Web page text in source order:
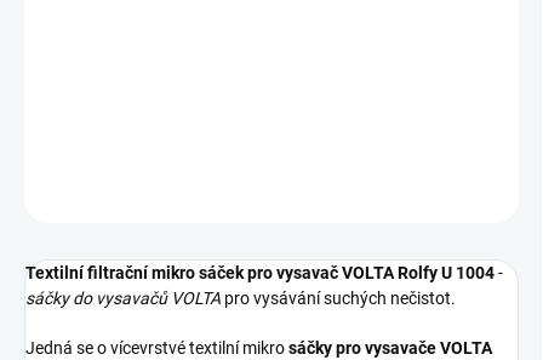
Textilní filtrační mikro sáček pro vysavač VOLTA Rolfy U 1004-
sáčky do vysavačů VOLTA pro vysávání suchých nečistot.
Jedná se o vícevrstvé textilní mikrosáčky pro vysavače VOLTA